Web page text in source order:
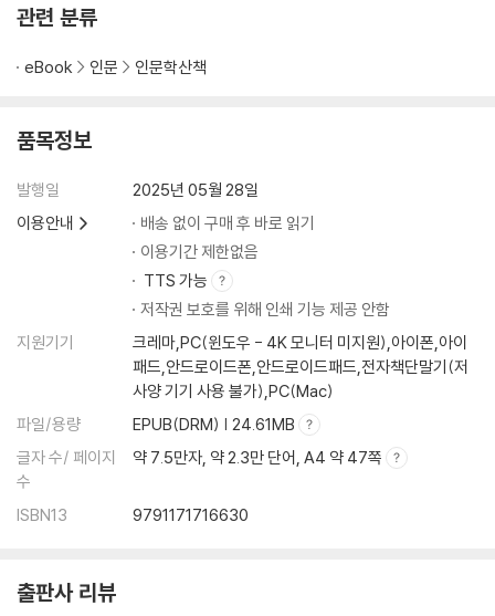
관련 분류
eBook 인문 인문학산책
품목정보
발행일
2025년 05월 28일
이용안내
배송 없이 구매 후 바로 읽기
이용기간 제한없음
TTS 가능
저작권 보호를 위해 인쇄 기능 제공 안함
지원기기
크레마,PC(윈도우 - 4K 모니터 미지원),아이폰,아이
패드,안드로이드폰,안드로이드패드,전자책단말기(저
사양 기기 사용 불가),PC(Mac)
파일/용량
EPUB(DRM) | 24.61MB
글자 수/ 페이지
수
약 7.5만자, 약 2.3만 단어, A4 약 47쪽
ISBN13 9791171716630
출판사 리뷰